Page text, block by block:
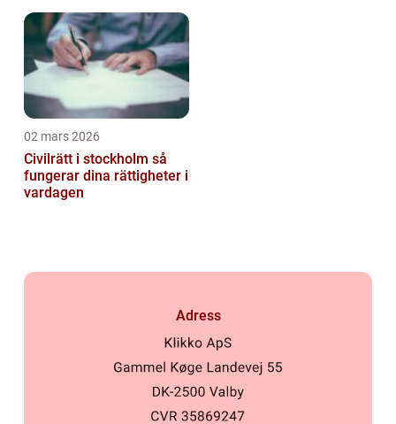
02 mars 2026
Civilrätt i stockholm så
fungerar dina rättigheter i
vardagen
Adress